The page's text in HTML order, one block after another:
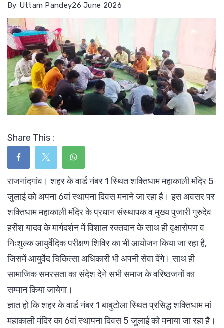
By Uttam Pandey26 June 2026
Share This :
राजनांदगांव। शहर के वार्ड नंबर 1 स्थित शक्तिधाम महाकाली मंदिर 5
जुलाई को अपना 6वां स्थापना दिवस मनाने जा रहा है। इस अवसर पर
शक्तिधाम महाकाली मंदिर के प्रधान संस्थापक व मुख्य पुजारी गुरुदेव
हरीश यादव के मार्गदर्शन में विशाल रक्तदान के साथ ही वृक्षारोपण व
निःशुल्क आयुर्वेदिक परीक्षण शिविर का भी आयोजन किया जा रहा है,
जिसमें आयुर्वेद चिकित्सा अधिकारी भी अपनी सेवा देंगे। साथ ही
सामाजिक समरसता का संदेश देने सभी समाज के वरिष्ठजनों का
सम्मान किया जायेगा।
ज्ञात हो कि शहर के वार्ड नंबर 1 बाबुटोला स्थित प्रसिद्ध शक्तिधाम मां
महाकाली मंदिर का 6वां स्थापना दिवस 5 जुलाई को मनाया जा रहा है।